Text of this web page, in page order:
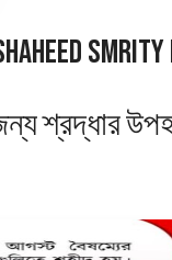
শ্রদ্ধার